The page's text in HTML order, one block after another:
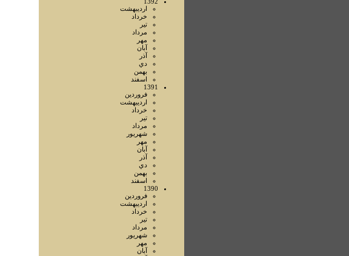
ارديبهشت
خرداد
تير
مرداد
مهر
آبان
آذر
دي
بهمن
اسفند
1391
فروردين
ارديبهشت
خرداد
تير
مرداد
شهريور
مهر
آبان
آذر
دي
بهمن
اسفند
1390
فروردين
ارديبهشت
خرداد
تير
مرداد
شهريور
مهر
آبان